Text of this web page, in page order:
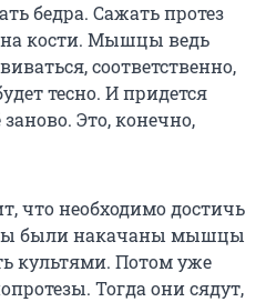
бедра. Сажать протез
кости. Мышцы ведь
соответственно,
тесно. И придется
Это, конечно,
что необходимо достичь
были накачаны мышцы
культями. Потом уже
Тогда они сядут,